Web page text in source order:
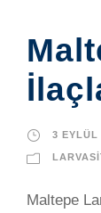
3 EYLÜL
Maltepe